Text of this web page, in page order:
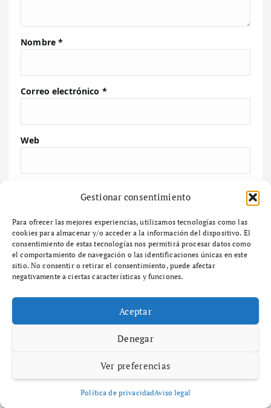
Gestionar consentimiento
Para ofrecer las mejores experiencias, utilizamos tecnologías como las
cookies para almacenar y/o acceder a la información del dispositivo. El
consentimiento de estas tecnologías nos permitirá procesar datos como
el comportamiento de navegación o las identificaciones únicas en este
sitio. No consentir o retirar el consentimiento, puede afectar
negativamente a ciertas características y funciones.
Aceptar
Denegar
Ver preferencias
Política de privacidadAviso legal
Nombre*
Correo electrónico *
Web
Buscar
A Paisaxe que sabe difunde la cultura y patrimonio de la provincia